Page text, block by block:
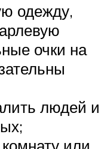
одежду,
очки на
людей и